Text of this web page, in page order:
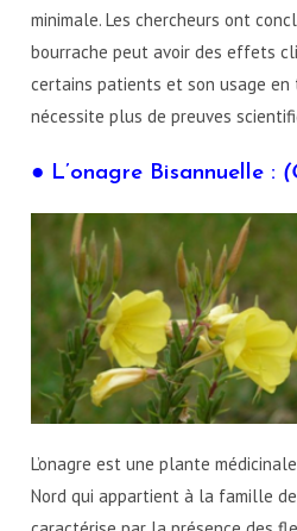
minimale. Les chercheurs ont
bourrache peut avoir des effets
certains patients et son usage
nécessite plus de preuves
● L’onagre Bisannuelle :
L’onagre est une plante
Nord qui appartient à la famille